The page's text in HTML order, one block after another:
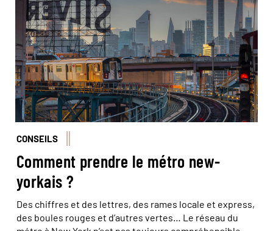
CONSEILS
Comment prendre le métro new-
yorkais ?
Des chiffres et des lettres, des rames locale et express,
des boules rouges et d’autres vertes… Le réseau du